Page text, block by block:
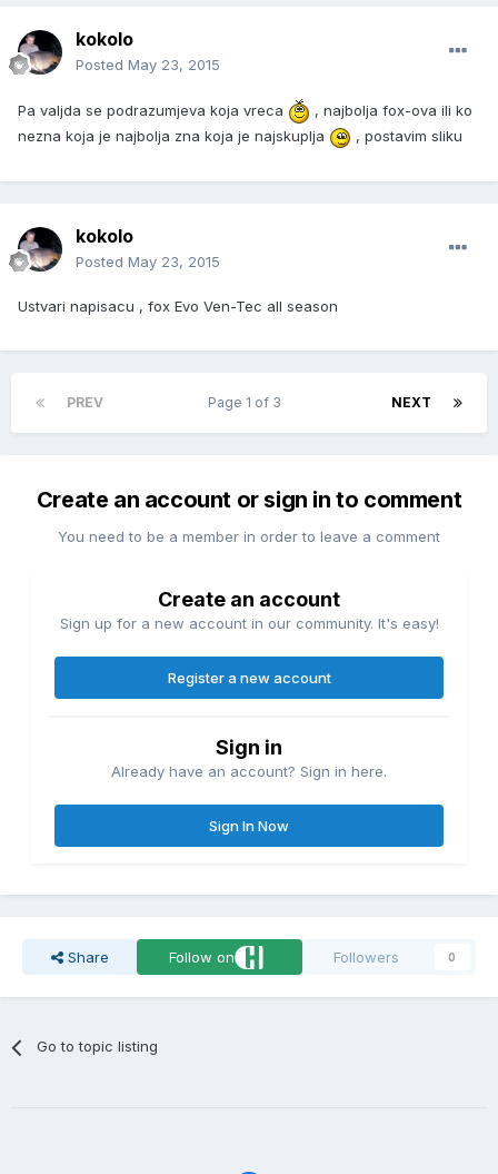
kokolo
Posted May 23, 2015
Pa valjda se podrazumjeva koja vreca
, najbolja fox-ova ili ko
nezna koja je najbolja zna koja je najskuplja
, postavim sliku
kokolo
Posted May 23, 2015
Ustvari napisacu , fox Evo Ven-Tec all season
PREV NEXT
Page 1 of 3
Create an account or sign in to comment
You need to be a member in order to leave a comment
Create an account
Sign up for a new account in our community. It's easy!
Register a new account
Sign in
Already have an account? Sign in here.
Sign In Now
Share Follow on Followers 0
Go to topic listing